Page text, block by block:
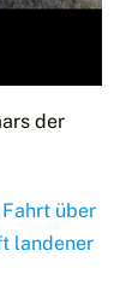
der
über
landener